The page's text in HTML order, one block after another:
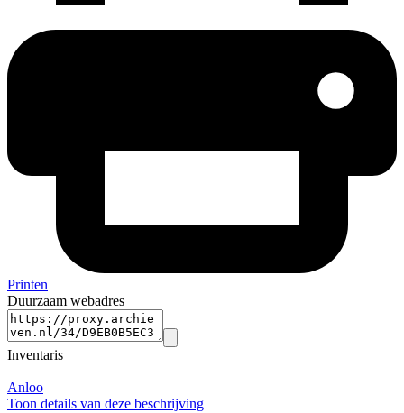
Printen
Duurzaam webadres
Inventaris
Anloo
Toon details van deze beschrijving